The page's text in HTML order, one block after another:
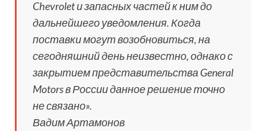
Chevrolet и запасных частей к ним до
дальнейшего уведомления. Когда
поставки могут возобновиться, на
сегодняшний день неизвестно, однако с
закрытием представительства General
Motors в России данное решение точно
не связано».
Вадим Артамонов